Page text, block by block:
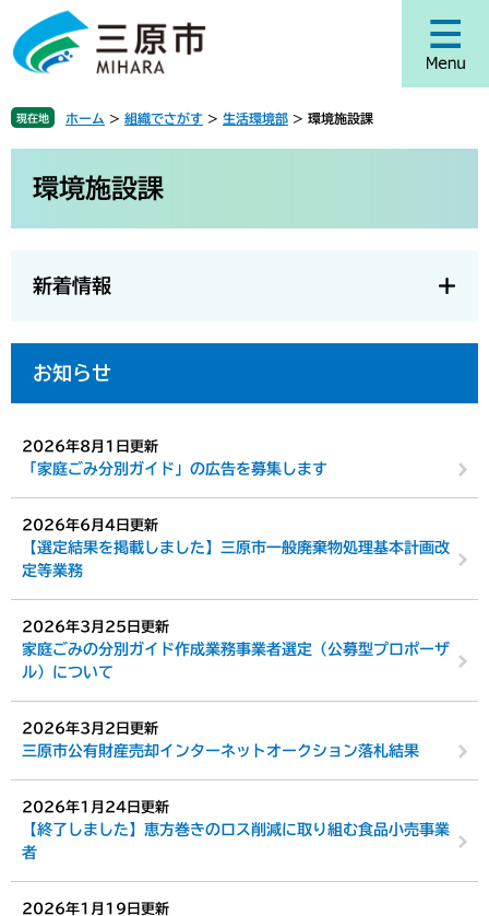
ジ
頭
で
ュ
飛
ば
現在地 ホーム > 組織でさがす > 生活環境部 > 環境施設課
環境施設課
新着情報
お知らせ
2026年8月1日更新
「家庭ごみ分別ガイド」の広告を募集します
2026年6月4日更新
【選定結果を掲載しました】三原市一般廃棄物処理基本計画改
定等業務
2026年3月25日更新
家庭ごみの分別ガイド作成業務事業者選定（公募型プロポーザ
ル）について
2026年3月2日更新
三原市公有財産売却インターネットオークション落札結果
2026年1月24日更新
【終了しました】恵方巻きのロス削減に取り組む食品小売事業
者
2026年1月19日更新